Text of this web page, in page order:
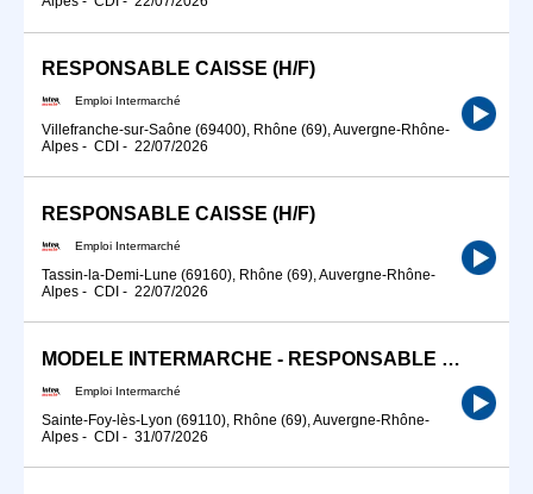
RESPONSABLE CAISSE (H/F)
Emploi Intermarché
Villefranche-sur-Saône (69400), Rhône (69), Auvergne-Rhône-
Alpes - CDI - 22/07/2026
RESPONSABLE CAISSE (H/F)
Emploi Intermarché
Tassin-la-Demi-Lune (69160), Rhône (69), Auvergne-Rhône-
Alpes - CDI - 22/07/2026
MODELE INTERMARCHE - RESPONSABLE CAISSE (H/F)
Emploi Intermarché
Sainte-Foy-lès-Lyon (69110), Rhône (69), Auvergne-Rhône-
Alpes - CDI - 31/07/2026